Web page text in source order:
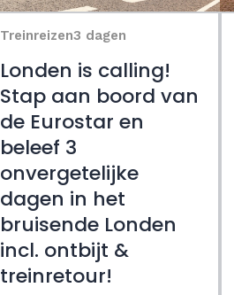
Treinreizen3 dagen
Londen is calling!
Stap aan boord van
de Eurostar en
beleef 3
onvergetelijke
dagen in het
bruisende Londen
incl. ontbijt &
treinretour!